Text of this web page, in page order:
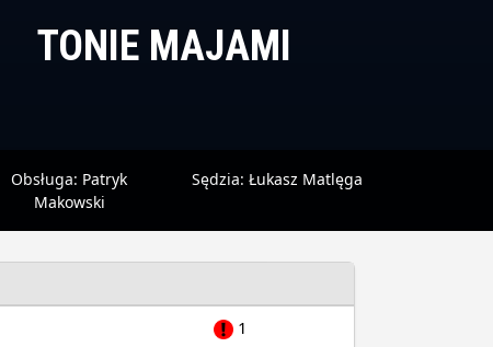
TONIE MAJAMI
Obsługa: Patryk
Makowski
Sędzia: Łukasz Matlęga
1